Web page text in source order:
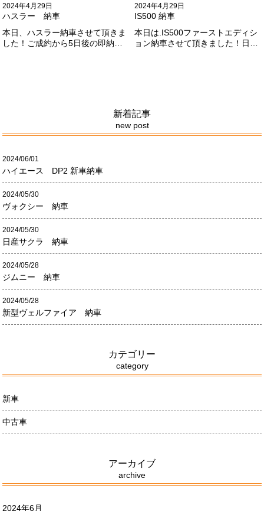
2024年4月29日
ハスラー 納車
本日、ハスラー納車させて頂きま
した！ご成約から5日後の即納車
2024年4月29日
IS500 納車
本日は.IS500ファーストエディシ
ョン納車させて頂きました！日本
絡ください！
新着記事
new post
2024/06/01
ハイエース DP2 新車納車
2024/05/30
ヴォクシー 納車
2024/05/30
日産サクラ 納車
2024/05/28
ジムニー 納車
2024/05/28
新型ヴェルファイア 納車
カテゴリー
category
新車
中古車
アーカイブ
archive
2024年6月